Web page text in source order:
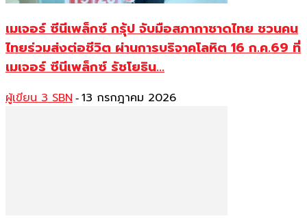
เมเจอร์ ซีนีเพล็กซ์ กรุ้ป จับมือสภากาชาดไทย ชวนคน
ไทยร่วมส่งต่อชีวิต ผ่านการบริจาคโลหิต 16 ก.ค.69 ที่
เมเจอร์ ซีนีเพล็กซ์ รัชโยธิน...
ผู้เขียน 3 SBN - 13 กรกฎาคม 2026